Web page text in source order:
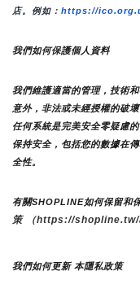
店。例如： https://
我們如何保護個人資料
我們維護適當的管理，技術
意外，非法或未經授權的破
任何系統是完美安全零疑慮
保持安全，包括您的數據在
全性。
有關SHOPLINE如何保留和
策 （https://
我們如何更新 本隱私政策